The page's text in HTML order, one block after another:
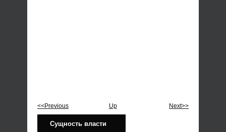
<<Previous Up Next>>
Сущность власти